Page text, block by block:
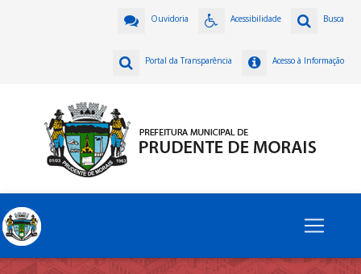
Busca
Acessibilidade
Ouvidoria
Acesso à Informação
Portal da Transparência